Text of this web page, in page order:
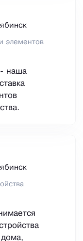
элементов
наша